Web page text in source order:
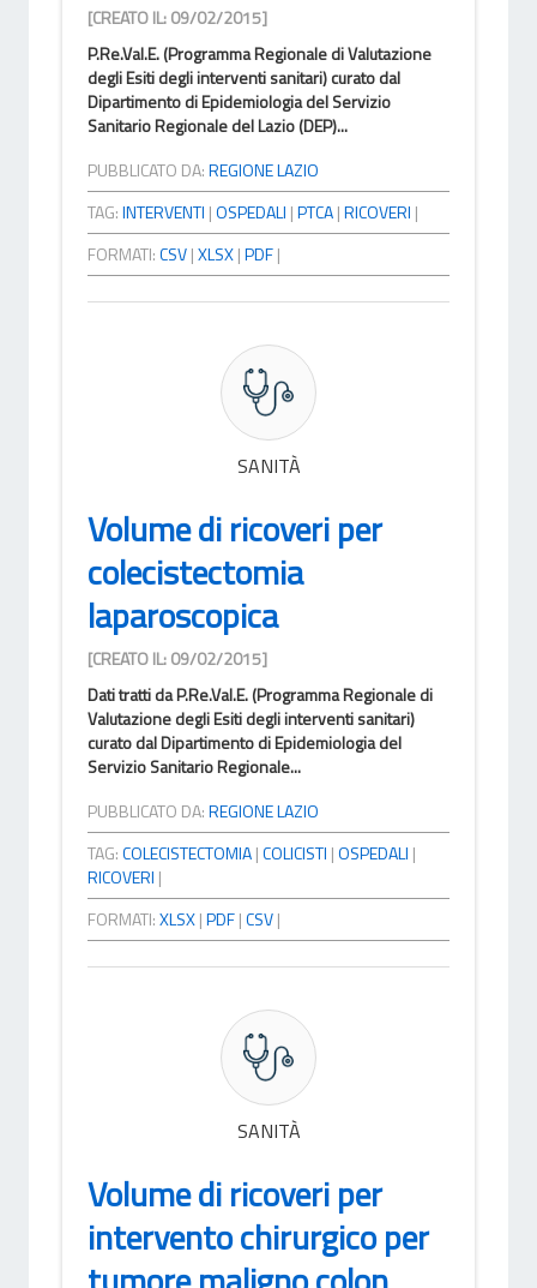
[CREATO IL: 09/02/2015]
P.Re.Val.E. (Programma Regionale di Valutazione
degli Esiti degli interventi sanitari) curato dal
Dipartimento di Epidemiologia del Servizio
Sanitario Regionale del Lazio (DEP)...
PUBBLICATO DA:REGIONE LAZIO
TAG:INTERVENTI |OSPEDALI |PTCA|RICOVERI |
FORMATI:CSV|XLSX|PDF|
SANITÀ
Volume di ricoveri per
colecistectomia
laparoscopica
[CREATO IL: 09/02/2015]
Dati tratti da P.Re.Val.E. (Programma Regionale di
Valutazione degli Esiti degli interventi sanitari)
curato dal Dipartimento di Epidemiologia del
Servizio Sanitario Regionale...
PUBBLICATO DA:REGIONE LAZIO
TAG:COLECISTECTOMIA|COLICISTI |OSPEDALI |
RICOVERI |
FORMATI:XLSX|PDF|CSV|
SANITÀ
Volume di ricoveri per
intervento chirurgico per